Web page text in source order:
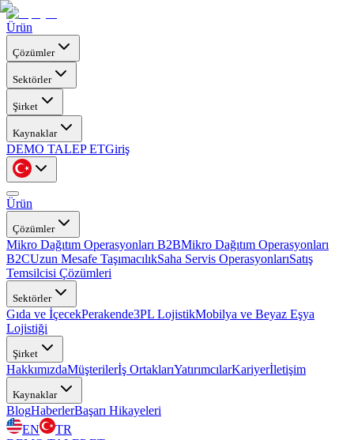
Ürün
Çözümler
Sektörler
Şirket
Kaynaklar
DEMO TALEP ETGiriş
Ürün
Çözümler
Mikro Dağıtım Operasyonları B2BMikro Dağıtım Operasyonları
B2CUzun Mesafe TaşımacılıkSaha Servis OperasyonlarıSatış
Temsilcisi Çözümleri
Sektörler
Gıda ve İçecekPerakende3PL LojistikMobilya ve Beyaz Eşya
Lojistiği
Şirket
HakkımızdaMüşterilerİş OrtaklarıYatırımcılarKariyerİletişim
Kaynaklar
BlogHaberlerBaşarı Hikayeleri
EN
TR